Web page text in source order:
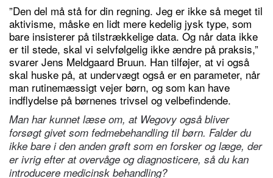
”Den del må stå for din regning. Jeg er ikke så meget til
aktivisme, måske en lidt mere kedelig jysk type, som
bare insisterer på tilstrækkelige data. Og når data ikke
er til stede, skal vi selvfølgelig ikke ændre på praksis,”
svarer Jens Meldgaard Bruun. Han tilføjer, at vi også
skal huske på, at undervægt også er en parameter, når
man rutinemæssigt vejer børn, og som kan have
indflydelse på børnenes trivsel og velbefindende.
Man har kunnet læse om, at Wegovy også bliver
forsøgt givet som fedmebehandling til børn. Falder du
ikke bare i den anden grøft som en forsker og læge, der
er ivrig efter at overvåge og diagnosticere, så du kan
introducere medicinsk behandling?